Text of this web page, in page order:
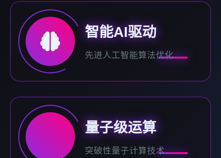
智能AI驱动
先进人工智能算法优化
量子级运算
突破性量子计算技术